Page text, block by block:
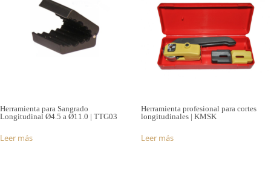
Herramienta para Sangrado
Longitudinal Ø4.5 a Ø11.0 | TTG03
Leer más
Herramienta profesional para cortes
longitudinales | KMSK
Leer más